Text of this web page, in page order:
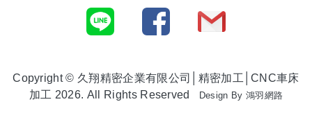
Copyright © 久翔精密企業有限公司│精密加工│CNC車床
加工 2026. All Rights Reserved
Design By 鴻羽網路